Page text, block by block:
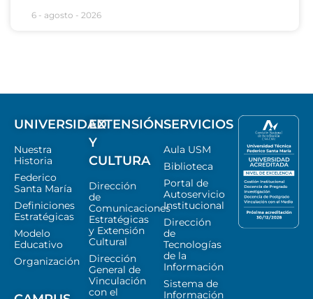
6 - agosto - 2026
UNIVERSIDAD
Nuestra
Historia
Federico
Santa María
Definiciones
Estratégicas
Modelo
Educativo
Organización
EXTENSIÓN
Y
CULTURA
Dirección
de
Comunicaciones
Estratégicas
y Extensión
Cultural
Dirección
General de
Vinculación
con el
SERVICIOS
Aula USM
Biblioteca
Portal de
Autoservicio
Institucional
Dirección
de
Tecnologías
de la
Información
Sistema de
Información